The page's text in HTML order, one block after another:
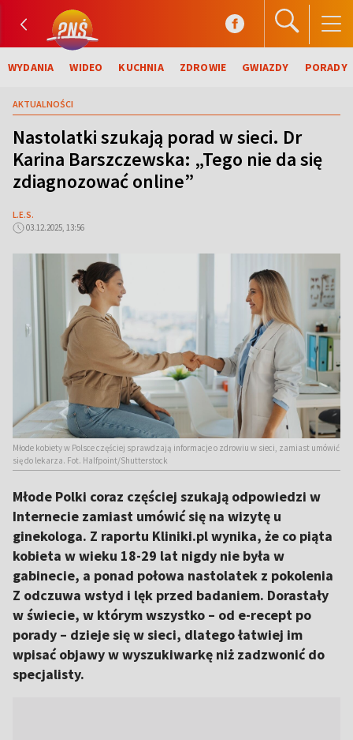
WYDANIA WIDEO KUCHNIA ZDROWIE GWIAZDY PORADY
AKTUALNOŚCI
Nastolatki szukają porad w sieci. Dr
Karina Barszczewska: „Tego nie da się
zdiagnozować online”
L.E.S.
03.12.2025, 13:56
Młode kobiety w Polsce częściej sprawdzają informacje o zdrowiu w sieci, zamiast umówić
się do lekarza. Fot. Halfpoint/Shutterstock
Młode Polki coraz częściej szukają odpowiedzi w
Internecie zamiast umówić się na wizytę u
ginekologa. Z raportu Kliniki.pl wynika, że co piąta
kobieta w wieku 18-29 lat nigdy nie była w
gabinecie, a ponad połowa nastolatek z pokolenia
Z odczuwa wstyd i lęk przed badaniem. Dorastały
w świecie, w którym wszystko – od e-recept po
porady – dzieje się w sieci, dlatego łatwiej im
wpisać objawy w wyszukiwarkę niż zadzwonić do
specjalisty.